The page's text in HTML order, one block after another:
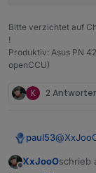
"_id":
Bitte verzichtet auf
!
Produktiv: Asus PN
openCCU)
K 2
paul53@
XxJooOschrieb
zuletzt